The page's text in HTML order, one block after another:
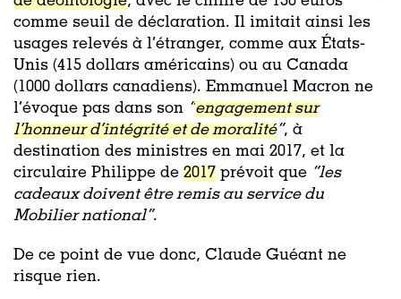
comme seuil de déclaration. Il imitait ainsi les
usages relevés à l’étranger, comme aux États-
Unis (415 dollars américains) ou au Canada
(1000 dollars canadiens). Emmanuel Macron ne
l’évoque pas dans son “engagement sur
l’honneur d’intégrité et de moralité”, à
destination des ministres en mai 2017, et la
circulaire Philippe de 2017 prévoit que “les
cadeaux doivent être remis au service du
Mobilier national”.
De ce point de vue donc, Claude Guéant ne
risque rien.